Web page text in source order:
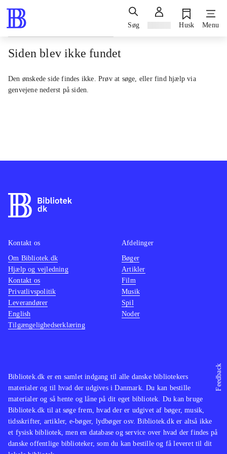
Søg Husk Menu
Siden blev ikke fundet
Den ønskede side findes ikke. Prøv at søge, eller find hjælp via
genvejene nederst på siden.
Feedback
Bibliotek.dk er en samlet indgang til alle danske bibliotekers
materialer og til hvad der udgives i Danmark. Du kan bestille
materialer og så hente og låne på dit eget bibliotek. Du kan bruge
Bibliotek.dk til at søge frem, hvad der er udgivet af bøger, musik,
tidsskrifter, artikler, e-bøger, lydbøger osv. Bibliotek.dk er altså ikke
et fysisk bibliotek, men en database og service over hvad der findes på
danske offentlige biblioteker, som du kan bestille og få leveret til dit
Kontakt os
Om Bibliotek.dk
Hjælp og vejledning
Kontakt os
Privatlivspolitik
Leverandører
English
Tilgængelighedserklæring
Afdelinger
Bøger
Artikler
Film
Musik
Spil
Noder